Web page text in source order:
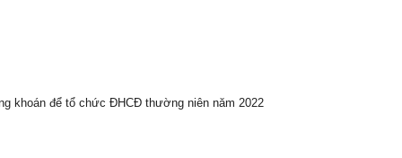
khoán để tổ chức ĐHCĐ thường niên năm 2022